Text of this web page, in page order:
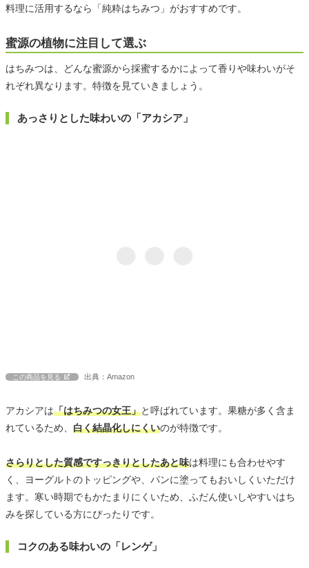
料理に活用するなら「純粋はちみつ」がおすすめです。
蜜源の植物に注目して選ぶ
はちみつは、どんな蜜源から採蜜するかによって香りや味わいがそ
れぞれ異なります。特徴を見ていきましょう。
あっさりとした味わいの「アカシア」
この商品を見る 出典：Amazon
アカシアは「はちみつの女王」と呼ばれています。果糖が多く含ま
れているため、 白く結晶化しにくいのが特徴です。
さらりとした質感ですっきりとしたあと味は料理にも合わせやす
く、ヨーグルトのトッピングや、パンに塗ってもおいしくいただけ
ます。寒い時期でもかたまりにくいため、ふだん使いしやすいはち
みを探している方にぴったりです。
コクのある味わいの「レンゲ」